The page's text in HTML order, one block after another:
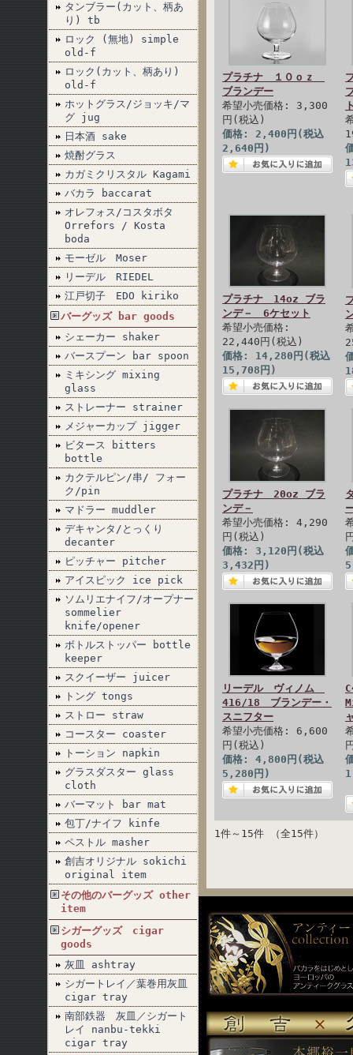
タンブラー(カット、柄あ
り) tb
ロック (無地) simple
old-f
ロック(カット、柄あり)
old-f
ホットグラス/ジョッキ/マ
グ jug
日本酒 sake
焼酎グラス
カガミクリスタル Kagami
バカラ baccarat
オレフォス/コスタボタ
Orrefors / Kosta
boda
モーゼル Moser
リーデル RIEDEL
江戸切子 EDO kiriko
バーグッズ bar goods
シェーカー shaker
バースプーン bar spoon
ミキシング mixing
glass
ストレーナー strainer
メジャーカップ jigger
ビタース bitters
bottle
カクテルピン/串/ フォー
ク/pin
マドラー muddler
デキャンタ/とっくり
decanter
ピッチャー pitcher
アイスピック ice pick
ソムリエナイフ/オープナー
sommelier
knife/opener
ボトルストッパー bottle
keeper
スクイーザー juicer
トング tongs
ストロー straw
コースター coaster
トーション napkin
グラスダスター glass
cloth
バーマット bar mat
包丁/ナイフ kinfe
ペストル masher
創吉オリジナル sokichi
original item
その他のバーグッズ other
item
シガーグッズ cigar
goods
灰皿 ashtray
シガートレイ／葉巻用灰皿
cigar tray
南部鉄器 灰皿／シガート
レイ nanbu-tekki
cigar tray
プラチナ １０ｏｚ
ブランデー
希望小売価格: 3,300
円(税込)
価格: 2,400円(税込
2,640円)
プラチナ 14oz ブラ
ンデ－ 6ケセット
希望小売価格:
22,440円(税込)
価格: 14,280円(税込
15,708円)
プラチナ 20oz ブラ
ンデ－
希望小売価格: 4,290
円(税込)
価格: 3,120円(税込
3,432円)
リーデル ヴィノム
416/18 ブランデー・
スニフター
希望小売価格: 6,600
円(税込)
価格: 4,800円(税込
5,280円)
1件～15件 （全15件）